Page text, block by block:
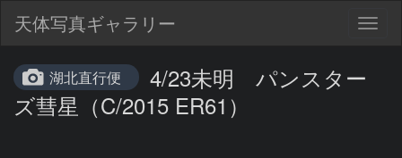
天体写真ギャラリー
湖北直行便
4/23未明 パンスター
ズ彗星（C/2015 ER61）